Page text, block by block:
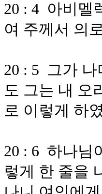
20 : 4 아비멜
여 주께서 의
20 : 5 그가
도 그는 내 오
로 이렇게 하
20 : 6 하나님
렇게 한 줄을